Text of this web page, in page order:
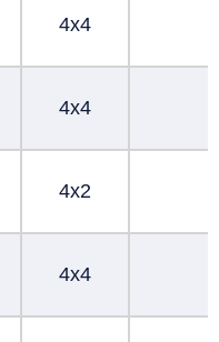
4х4
4х4
4х2
4х4